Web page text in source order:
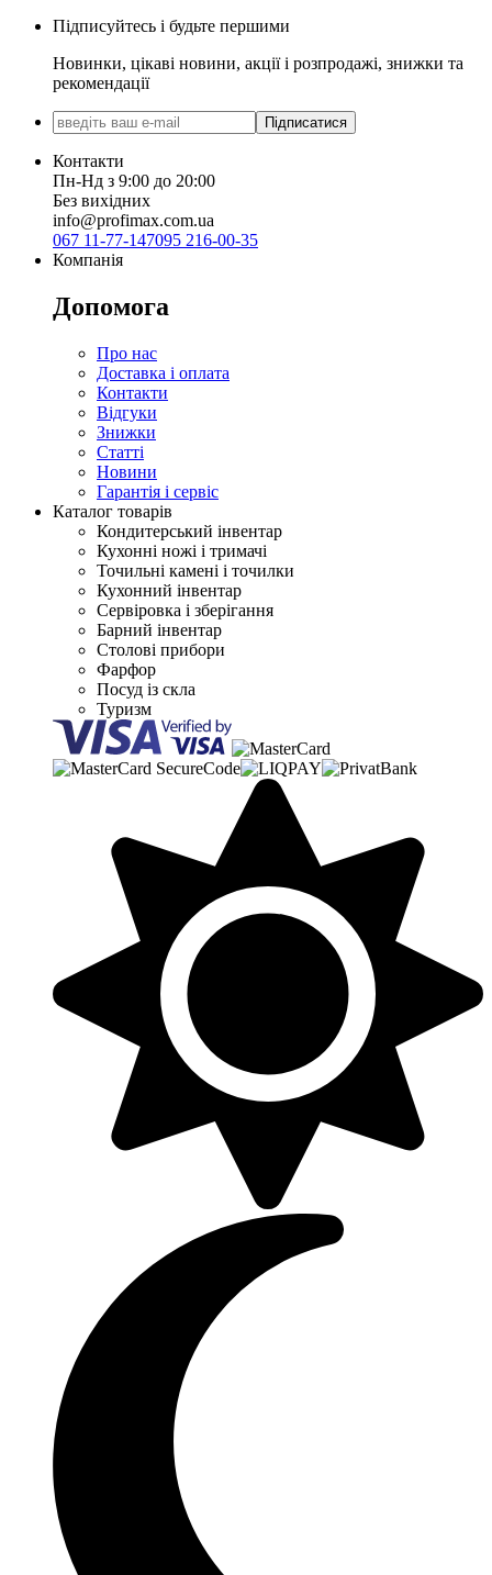
Підписуйтесь і будьте першими
Новинки, цікаві новини, акції і розпродажі, знижки та
рекомендації
Підписатися
Контакти
Пн-Нд з 9:00 до 20:00
Без вихідних
info@profimax.com.ua
067 11-77-147095 216-00-35
Компанія
Допомога
Про нас
Доставка і оплата
Контакти
Відгуки
Знижки
Статті
Новини
Гарантія і сервіс
Каталог товарів
Кондитерський інвентар
Кухонні ножі і тримачі
Точильні камені і точилки
Кухонний інвентар
Сервіровка і зберігання
Барний інвентар
Столові прибори
Фарфор
Посуд із скла
Туризм